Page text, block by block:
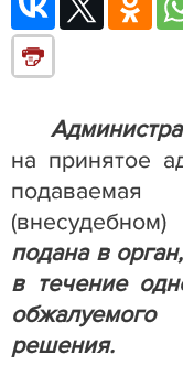
на принятое
подана в
в течение
решения.